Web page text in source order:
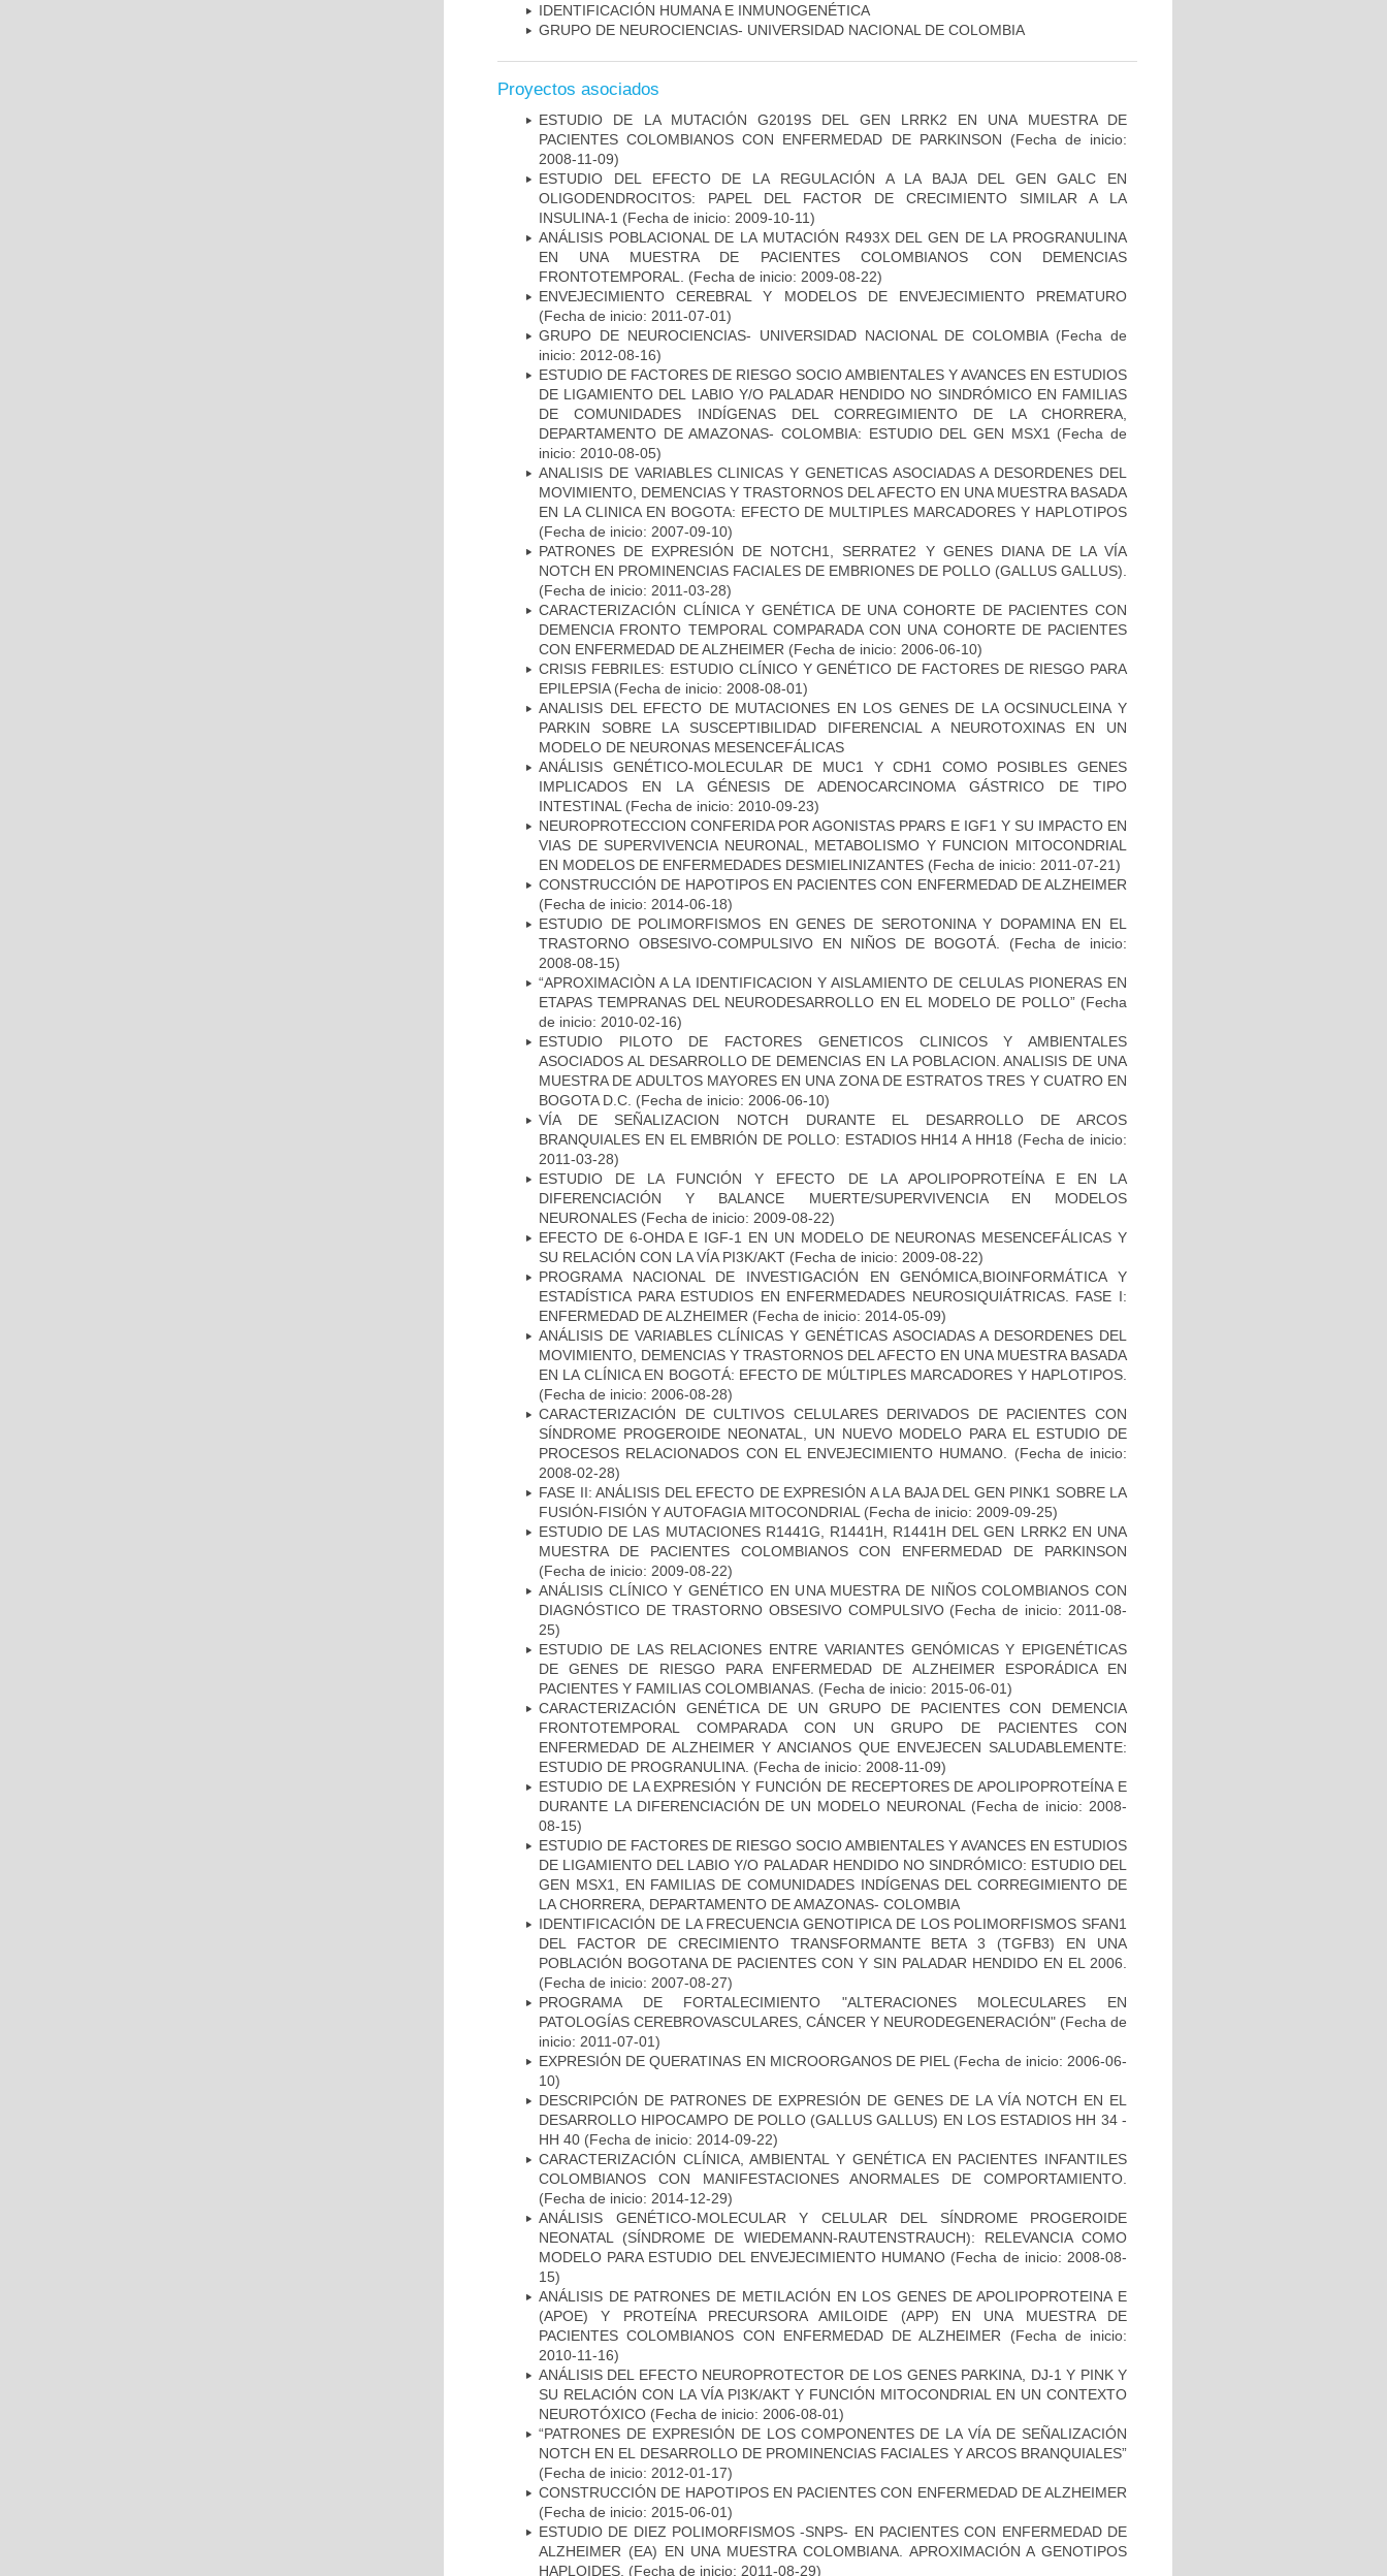
IDENTIFICACIÓN HUMANA E INMUNOGENÉTICA
GRUPO DE NEUROCIENCIAS- UNIVERSIDAD NACIONAL DE COLOMBIA
Proyectos asociados
ESTUDIO DE LA MUTACIÓN G2019S DEL GEN LRRK2 EN UNA MUESTRA DE
PACIENTES COLOMBIANOS CON ENFERMEDAD DE PARKINSON (Fecha de inicio:
2008-11-09)
ESTUDIO DEL EFECTO DE LA REGULACIÓN A LA BAJA DEL GEN GALC EN
OLIGODENDROCITOS: PAPEL DEL FACTOR DE CRECIMIENTO SIMILAR A LA
INSULINA-1 (Fecha de inicio: 2009-10-11)
ANÁLISIS POBLACIONAL DE LA MUTACIÓN R493X DEL GEN DE LA PROGRANULINA
EN UNA MUESTRA DE PACIENTES COLOMBIANOS CON DEMENCIAS
FRONTOTEMPORAL.
(Fecha de inicio: 2009-08-22)
ENVEJECIMIENTO CEREBRAL Y MODELOS DE ENVEJECIMIENTO PREMATURO
(Fecha de inicio: 2011-07-01)
GRUPO DE NEUROCIENCIAS- UNIVERSIDAD NACIONAL DE COLOMBIA(Fecha de
inicio: 2012-08-16)
ESTUDIO DE FACTORES DE RIESGO SOCIO AMBIENTALES Y AVANCES EN ESTUDIOS
DE LIGAMIENTO DEL LABIO Y/O PALADAR HENDIDO NO SINDRÓMICO EN FAMILIAS
DE COMUNIDADES INDÍGENAS DEL CORREGIMIENTO DE LA CHORRERA,
DEPARTAMENTO DE AMAZONAS- COLOMBIA: ESTUDIO DEL GEN MSX1
(Fecha de
inicio: 2010-08-05)
ANALISIS DE VARIABLES CLINICAS Y GENETICAS ASOCIADAS A DESORDENES DEL
MOVIMIENTO, DEMENCIAS Y TRASTORNOS DEL AFECTO EN UNA MUESTRA BASADA
EN LA CLINICA EN BOGOTA: EFECTO DE MULTIPLES MARCADORES Y HAPLOTIPOS
(Fecha de inicio: 2007-09-10)
PATRONES DE EXPRESIÓN DE NOTCH1, SERRATE2 Y GENES DIANA DE LA VÍA
NOTCH EN PROMINENCIAS FACIALES DE EMBRIONES DE POLLO (GALLUS GALLUS).
(Fecha de inicio: 2011-03-28)
CARACTERIZACIÓN CLÍNICA Y GENÉTICA DE UNA COHORTE DE PACIENTES CON
DEMENCIA FRONTO TEMPORAL COMPARADA CON UNA COHORTE DE PACIENTES
CON ENFERMEDAD DE ALZHEIMER (Fecha de inicio: 2006-06-10)
CRISIS FEBRILES: ESTUDIO CLÍNICO Y GENÉTICO DE FACTORES DE RIESGO PARA
EPILEPSIA(Fecha de inicio: 2008-08-01)
ANALISIS DEL EFECTO DE MUTACIONES EN LOS GENES DE LA OCSINUCLEINA Y
PARKIN SOBRE LA SUSCEPTIBILIDAD DIFERENCIAL A NEUROTOXINAS EN UN
MODELO DE NEURONAS MESENCEFÁLICAS
ANÁLISIS GENÉTICO-MOLECULAR DE MUC1 Y CDH1 COMO POSIBLES GENES
IMPLICADOS EN LA GÉNESIS DE ADENOCARCINOMA GÁSTRICO DE TIPO
INTESTINAL (Fecha de inicio: 2010-09-23)
NEUROPROTECCION CONFERIDA POR AGONISTAS PPARS E IGF1 Y SU IMPACTO EN
VIAS DE SUPERVIVENCIA NEURONAL, METABOLISMO Y FUNCION MITOCONDRIAL
EN MODELOS DE ENFERMEDADES DESMIELINIZANTES (Fecha de inicio: 2011-07-21)
CONSTRUCCIÓN DE HAPOTIPOS EN PACIENTES CON ENFERMEDAD DE ALZHEIMER
(Fecha de inicio: 2014-06-18)
ESTUDIO DE POLIMORFISMOS EN GENES DE SEROTONINA Y DOPAMINA EN EL
TRASTORNO OBSESIVO-COMPULSIVO EN NIÑOS DE BOGOTÁ.
(Fecha de inicio:
2008-08-15)
“APROXIMACIÒN A LA IDENTIFICACION Y AISLAMIENTO DE CELULAS PIONERAS EN
ETAPAS TEMPRANAS DEL NEURODESARROLLO EN EL MODELO DE POLLO”(Fecha
de inicio: 2010-02-16)
ESTUDIO PILOTO DE FACTORES GENETICOS CLINICOS Y AMBIENTALES
ASOCIADOS AL DESARROLLO DE DEMENCIAS EN LA POBLACION. ANALISIS DE UNA
MUESTRA DE ADULTOS MAYORES EN UNA ZONA DE ESTRATOS TRES Y CUATRO EN
BOGOTA D.C. (Fecha de inicio: 2006-06-10)
VÍA DE SEÑALIZACION NOTCH DURANTE EL DESARROLLO DE ARCOS
BRANQUIALES EN EL EMBRIÓN DE POLLO: ESTADIOS HH14 A HH18 (Fecha de inicio:
2011-03-28)
ESTUDIO DE LA FUNCIÓN Y EFECTO DE LA APOLIPOPROTEÍNA E EN LA
DIFERENCIACIÓN Y BALANCE MUERTE/SUPERVIVENCIA EN MODELOS
NEURONALES (Fecha de inicio: 2009-08-22)
EFECTO DE 6-OHDA E IGF-1 EN UN MODELO DE NEURONAS MESENCEFÁLICAS Y
SU RELACIÓN CON LA VÍA PI3K/AKT (Fecha de inicio: 2009-08-22)
PROGRAMA NACIONAL DE INVESTIGACIÓN EN GENÓMICA,BIOINFORMÁTICA Y
ESTADÍSTICA PARA ESTUDIOS EN ENFERMEDADES NEUROSIQUIÁTRICAS. FASE I:
ENFERMEDAD DE ALZHEIMER (Fecha de inicio: 2014-05-09)
ANÁLISIS DE VARIABLES CLÍNICAS Y GENÉTICAS ASOCIADAS A DESORDENES DEL
MOVIMIENTO, DEMENCIAS Y TRASTORNOS DEL AFECTO EN UNA MUESTRA BASADA
EN LA CLÍNICA EN BOGOTÁ: EFECTO DE MÚLTIPLES MARCADORES Y HAPLOTIPOS.
(Fecha de inicio: 2006-08-28)
CARACTERIZACIÓN DE CULTIVOS CELULARES DERIVADOS DE PACIENTES CON
SÍNDROME PROGEROIDE NEONATAL, UN NUEVO MODELO PARA EL ESTUDIO DE
PROCESOS RELACIONADOS CON EL ENVEJECIMIENTO HUMANO.
(Fecha de inicio:
2008-02-28)
FASE II: ANÁLISIS DEL EFECTO DE EXPRESIÓN A LA BAJA DEL GEN PINK1 SOBRE LA
FUSIÓN-FISIÓN Y AUTOFAGIA MITOCONDRIAL (Fecha de inicio: 2009-09-25)
ESTUDIO DE LAS MUTACIONES R1441G, R1441H, R1441H DEL GEN LRRK2 EN UNA
MUESTRA DE PACIENTES COLOMBIANOS CON ENFERMEDAD DE PARKINSON
(Fecha de inicio: 2009-08-22)
ANÁLISIS CLÍNICO Y GENÉTICO EN UNA MUESTRA DE NIÑOS COLOMBIANOS CON
DIAGNÓSTICO DE TRASTORNO OBSESIVO COMPULSIVO(Fecha de inicio: 2011-08-
25)
ESTUDIO DE LAS RELACIONES ENTRE VARIANTES GENÓMICAS Y EPIGENÉTICAS
DE GENES DE RIESGO PARA ENFERMEDAD DE ALZHEIMER ESPORÁDICA EN
PACIENTES Y FAMILIAS COLOMBIANAS. (Fecha de inicio: 2015-06-01)
CARACTERIZACIÓN GENÉTICA DE UN GRUPO DE PACIENTES CON DEMENCIA
FRONTOTEMPORAL COMPARADA CON UN GRUPO DE PACIENTES CON
ENFERMEDAD DE ALZHEIMER Y ANCIANOS QUE ENVEJECEN SALUDABLEMENTE:
ESTUDIO DE PROGRANULINA. (Fecha de inicio: 2008-11-09)
ESTUDIO DE LA EXPRESIÓN Y FUNCIÓN DE RECEPTORES DE APOLIPOPROTEÍNA E
DURANTE LA DIFERENCIACIÓN DE UN MODELO NEURONAL
(Fecha de inicio: 2008-
08-15)
ESTUDIO DE FACTORES DE RIESGO SOCIO AMBIENTALES Y AVANCES EN ESTUDIOS
DE LIGAMIENTO DEL LABIO Y/O PALADAR HENDIDO NO SINDRÓMICO: ESTUDIO DEL
GEN MSX1, EN FAMILIAS DE COMUNIDADES INDÍGENAS DEL CORREGIMIENTO DE
LA CHORRERA, DEPARTAMENTO DE AMAZONAS- COLOMBIA
IDENTIFICACIÓN DE LA FRECUENCIA GENOTIPICA DE LOS POLIMORFISMOS SFAN1
DEL FACTOR DE CRECIMIENTO TRANSFORMANTE BETA 3 (TGFB3) EN UNA
POBLACIÓN BOGOTANA DE PACIENTES CON Y SIN PALADAR HENDIDO EN EL 2006.
(Fecha de inicio: 2007-08-27)
PROGRAMA DE FORTALECIMIENTO "ALTERACIONES MOLECULARES EN
PATOLOGÍAS CEREBROVASCULARES, CÁNCER Y NEURODEGENERACIÓN" (Fecha de
inicio: 2011-07-01)
EXPRESIÓN DE QUERATINAS EN MICROORGANOS DE PIEL (Fecha de inicio: 2006-06-
10)
DESCRIPCIÓN DE PATRONES DE EXPRESIÓN DE GENES DE LA VÍA NOTCH EN EL
DESARROLLO HIPOCAMPO DE POLLO (GALLUS GALLUS) EN LOS ESTADIOS HH 34 -
HH 40 (Fecha de inicio: 2014-09-22)
CARACTERIZACIÓN CLÍNICA, AMBIENTAL Y GENÉTICA EN PACIENTES INFANTILES
COLOMBIANOS CON MANIFESTACIONES ANORMALES DE COMPORTAMIENTO.
(Fecha de inicio: 2014-12-29)
ANÁLISIS GENÉTICO-MOLECULAR Y CELULAR DEL SÍNDROME PROGEROIDE
NEONATAL (SÍNDROME DE WIEDEMANN-RAUTENSTRAUCH): RELEVANCIA COMO
MODELO PARA ESTUDIO DEL ENVEJECIMIENTO HUMANO (Fecha de inicio: 2008-08-
15)
ANÁLISIS DE PATRONES DE METILACIÓN EN LOS GENES DE APOLIPOPROTEINA E
(APOE) Y PROTEÍNA PRECURSORA AMILOIDE (APP) EN UNA MUESTRA DE
PACIENTES COLOMBIANOS CON ENFERMEDAD DE ALZHEIMER (Fecha de inicio:
2010-11-16)
ANÁLISIS DEL EFECTO NEUROPROTECTOR DE LOS GENES PARKINA, DJ-1 Y PINK Y
SU RELACIÓN CON LA VÍA PI3K/AKT Y FUNCIÓN MITOCONDRIAL EN UN CONTEXTO
NEUROTÓXICO (Fecha de inicio: 2006-08-01)
“PATRONES DE EXPRESIÓN DE LOS COMPONENTES DE LA VÍA DE SEÑALIZACIÓN
NOTCH EN EL DESARROLLO DE PROMINENCIAS FACIALES Y ARCOS BRANQUIALES”
(Fecha de inicio: 2012-01-17)
CONSTRUCCIÓN DE HAPOTIPOS EN PACIENTES CON ENFERMEDAD DE ALZHEIMER
(Fecha de inicio: 2015-06-01)
ESTUDIO DE DIEZ POLIMORFISMOS -SNPS- EN PACIENTES CON ENFERMEDAD DE
ALZHEIMER (EA) EN UNA MUESTRA COLOMBIANA. APROXIMACIÓN A GENOTIPOS
HAPLOIDES. (Fecha de inicio: 2011-08-29)